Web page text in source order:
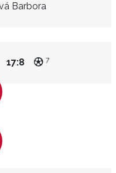
Barbora
17:8 7